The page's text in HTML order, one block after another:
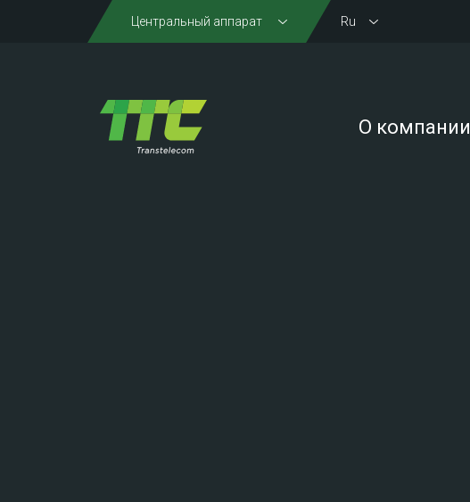
Центральный аппарат Ru
О компании